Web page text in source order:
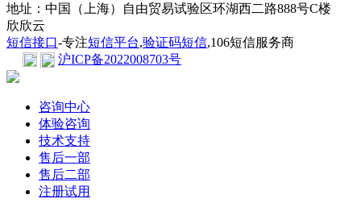
地址：中国（上海）自由贸易试验区环湖西二路888号C楼
欣欣云
短信接口-专注短信平台,验证码短信,106短信服务商
沪ICP备2022008703号
咨询中心
体验咨询
技术支持
售后一部
售后二部
注册试用